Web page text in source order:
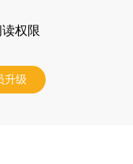
权限
升级